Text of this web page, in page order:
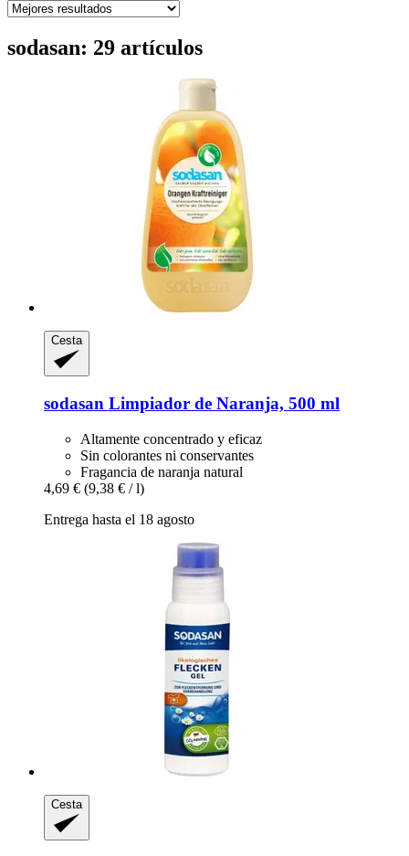
sodasan: 29 artículos
Cesta
sodasan Limpiador de Naranja, 500 ml
Altamente concentrado y eficaz
Sin colorantes ni conservantes
Fragancia de naranja natural
4,69 € (9,38 € / l)
Entrega hasta el 18 agosto
Cesta